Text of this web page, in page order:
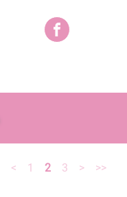
< 1 2 3 > >>